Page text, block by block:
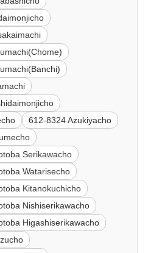
612-8324 Azukiyacho
Serikawacho
Watarisecho
Kitanokuchicho
Nishiserikawacho
Higashiserikawacho